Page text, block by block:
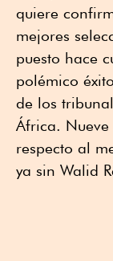
quiere
mejores
puesto hace
polémico
de los
África.
respecto al
ya sin Walid